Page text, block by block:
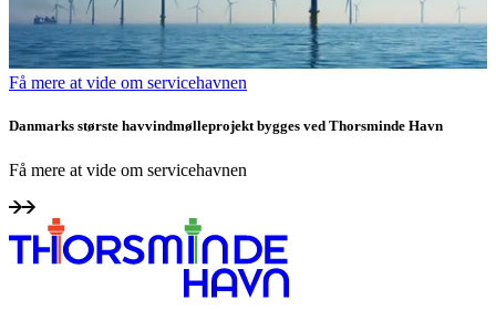
Få mere at vide om servicehavnen
Danmarks største havvindmølleprojekt bygges ved Thorsminde Havn
Få mere at vide om servicehavnen